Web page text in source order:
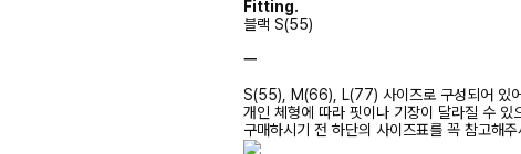
Fitting.
블랙 S(55)
ㅡ
S(55), M(66), L(77) 사이즈로 구성되어 있
개인 체형에 따라 핏이나 기장이 달라질 수 있
구매하시기 전 하단의 사이즈표를 꼭 참고해주